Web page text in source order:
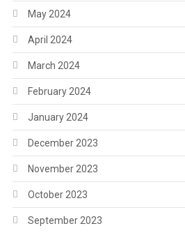
May 2024
April 2024
March 2024
February 2024
January 2024
December 2023
November 2023
October 2023
September 2023